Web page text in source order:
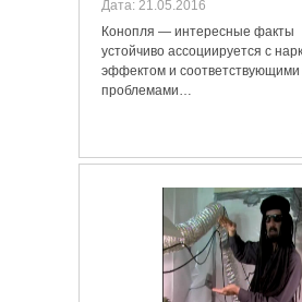
Дата: 21.05.2016
Конопля — интересные факты
устойчиво ассоциируется с
эффектом и соответствующими
проблемами…